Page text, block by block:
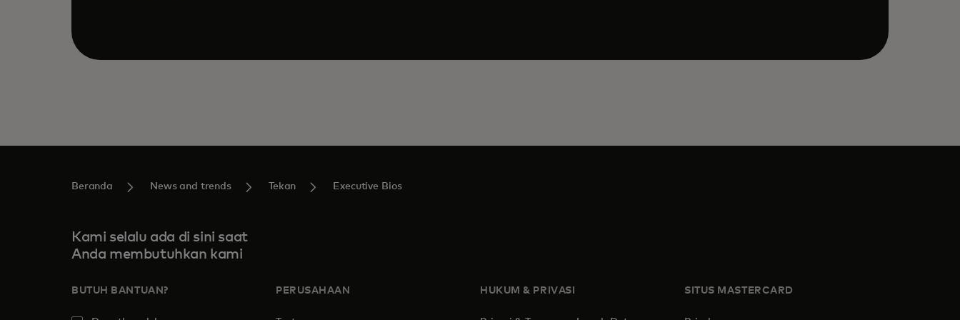
Beranda News and trends Tekan Executive Bios
Kami selalu ada di sini saat
Anda membutuhkan kami
BUTUH BANTUAN? PERUSAHAAN HUKUM & PRIVASI SITUS MASTERCARD